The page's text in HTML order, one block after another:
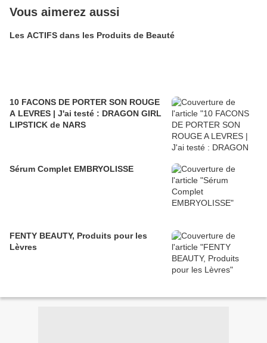
Vous aimerez aussi
Les ACTIFS dans les Produits de Beauté
10 FACONS DE PORTER SON ROUGE
A LEVRES | J'ai testé : DRAGON GIRL
LIPSTICK de NARS
Sérum Complet EMBRYOLISSE
FENTY BEAUTY, Produits pour les
Lèvres